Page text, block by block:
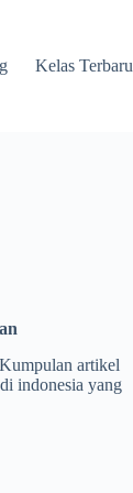
Kelas Terbaru
artikel
indonesia yang